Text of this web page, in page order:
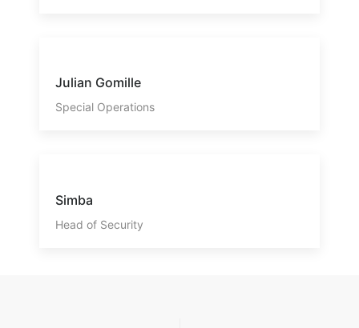
Julian Gomille
Special Operations
Simba
Head of Security